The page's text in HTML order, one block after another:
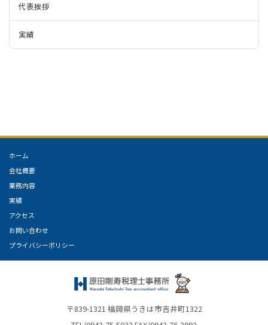
代表挨拶
実績
ホーム
会社概要
業務内容
実績
アクセス
お問い合わせ
プライバシーポリシー
〒839-1321 福岡県うきは市吉井町1322